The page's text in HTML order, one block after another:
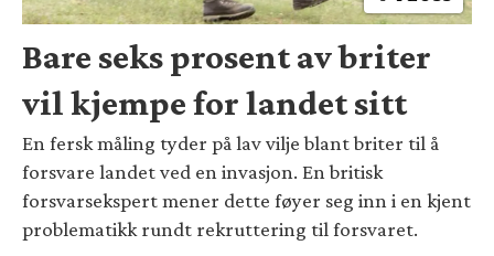
Bare seks prosent av briter
vil kjempe for landet sitt
En fersk måling tyder på lav vilje blant briter til å
forsvare landet ved en invasjon. En britisk
forsvarsekspert mener dette føyer seg inn i en kjent
problematikk rundt rekruttering til forsvaret.